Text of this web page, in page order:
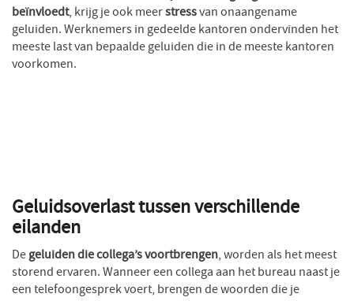
beïnvloedt, krijg je ook meerstressvan onaangename
geluiden. Werknemers in gedeelde kantoren ondervinden het
meeste last van bepaalde geluiden die in de meeste kantoren
voorkomen.
Geluidsoverlast tussen verschillende
eilanden
Degeluiden die collega’s voortbrengen, worden als het meest
storend ervaren. Wanneer een collega aan het bureau naast je
een telefoongesprek voert, brengen de woorden die je